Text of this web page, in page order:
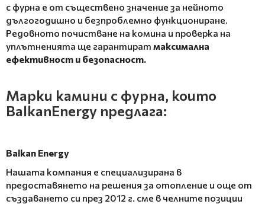
с фурна е от съществено значение за нейното
дългогодишно и безпроблемно функциониране.
Редовното почистване на комина и проверка на
уплътненията ще гарантират максимална
ефективност и безопасност.
Марки камини с фурна, които
BalkanEnergy предлага:
Balkan Energy
Нашата компания е специализирана в
предоставянето на решения за отопление и още от
създаването си през 2012 г. сме в челните позиции